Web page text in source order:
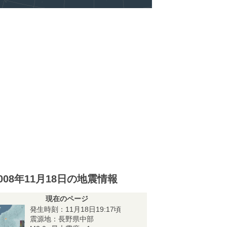
年11月18日の地震情報
現在のページ
発生時刻：11月18日19:17頃
震源地：長野県中部